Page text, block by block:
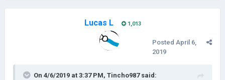
Lo más probable esque todo esto, tanta propuesta, tanta
dedicación, tantas cosas, esté disponible para fin de año o
Perdonen pero el colegio es lo primero xddd
Lucas L 1,013
Posted April 6,
2019
On 4/6/2019 at 3:37 PM, Tincho987said: